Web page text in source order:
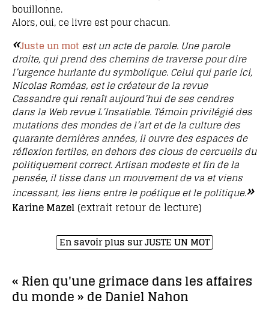
bouillonne.
Alors, oui, ce livre est pour chacun.
«Juste un mot est un acte de parole. Une parole
droite, qui prend des chemins de traverse pour dire
l’urgence hurlante du symbolique. Celui qui parle ici,
Nicolas Roméas, est le créateur de la revue
Cassandre qui renaît aujourd’hui de ses cendres
dans la Web revue L’Insatiable. Témoin privilégié des
mutations des mondes de l’art et de la culture des
quarante dernières années, il ouvre des espaces de
réflexion fertiles, en dehors des clous de cercueils du
politiquement correct. Artisan modeste et fin de la
pensée, il tisse dans un mouvement de va et viens
incessant, les liens entre le poétique et le politique.»
Karine Mazel (extrait retour de lecture)
En savoir plus sur JUSTE UN MOT
« Rien qu'une grimace dans les affaires
du monde » de Daniel Nahon